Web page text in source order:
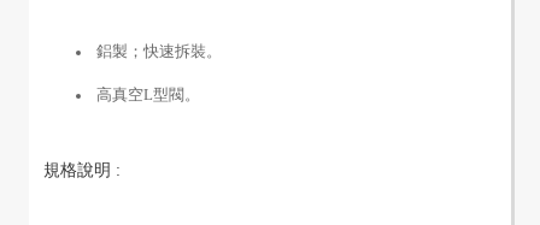
鋁製；快速拆裝。
高真空L型閥。
規格說明 :